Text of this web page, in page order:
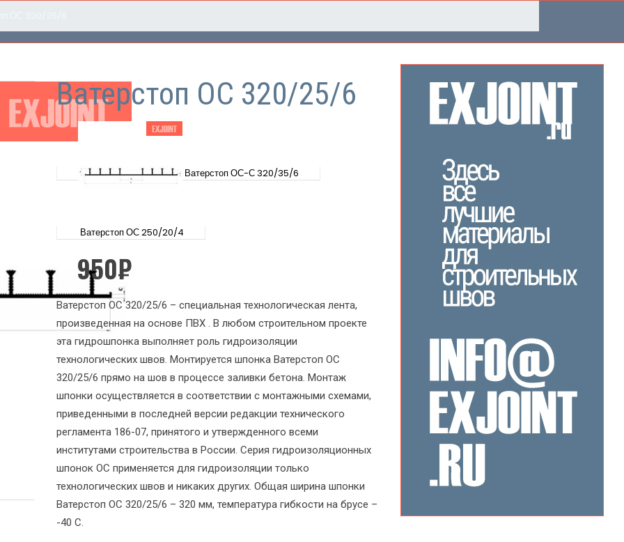
Ватерстоп ОС 320/25/6
Ватерстоп ОС-С 320/35/6
Ватерстоп ОС 250/20/4
950₽
Ватерстоп ОС 320/25/6 – специальная технологическая лента,
произведенная на основе ПВХ . В любом строительном проекте
эта гидрошпонка выполняет роль гидроизоляции
технологических швов. Монтируется шпонка Ватерстоп ОС
320/25/6 прямо на шов в процессе заливки бетона. Монтаж
шпонки осуществляется в соответствии с монтажными схемами,
приведенными в последней версии редакции технического
регламента 186-07, принятого и утвержденного всеми
институтами строительства в России. Серия гидроизоляционных
шпонок ОС применяется для гидроизоляции только
технологических швов и никаких других. Общая ширина шпонки
Ватерстоп ОС 320/25/6 – 320 мм, температура гибкости на брусе –
-40 С.